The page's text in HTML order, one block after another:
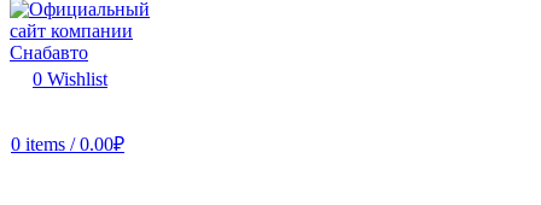
0 Wishlist
0 items / 0.00₽